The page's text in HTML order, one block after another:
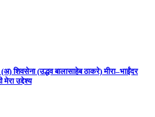
शिवसेना (उद्धव बालासाहेब ठाकरे) मीरा–भाईंदर
उद्देश्य